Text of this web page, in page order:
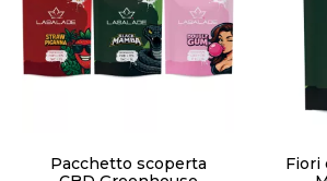
Pacchetto scoperta
Fiori